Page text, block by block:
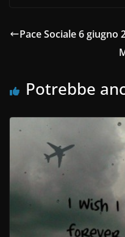
Pace Sociale 6 giugno
Potrebbe